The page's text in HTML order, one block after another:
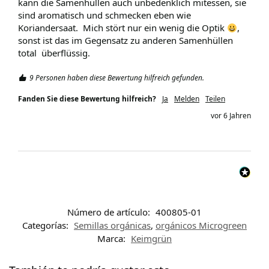
kann die Samenhüllen auch unbedenklich mitessen, sie
sind aromatisch und schmecken eben wie
Koriandersaat.  Mich stört nur ein wenig die Optik
,
sonst ist das im Gegensatz zu anderen Samenhüllen
total  überflüssig.
9 Personen haben diese Bewertung hilfreich gefunden.
Fanden Sie diese Bewertung hilfreich? Ja Melden Teilen
vor 6 Jahren
Número de artículo: 400805-01
Categorías: Semillas orgánicas, orgánicos Microgreen
Marca: Keimgrün